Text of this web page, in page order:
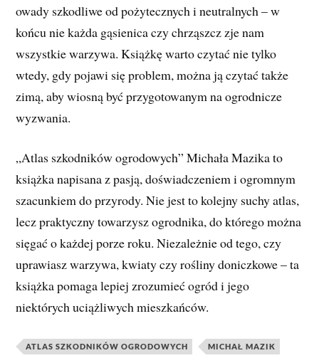
owady szkodliwe od pożytecznych i neutralnych – w
końcu nie każda gąsienica czy chrząszcz zje nam
wszystkie warzywa. Książkę warto czytać nie tylko
wtedy, gdy pojawi się problem, można ją czytać także
zimą, aby wiosną być przygotowanym na ogrodnicze
wyzwania.
„Atlas szkodników ogrodowych” Michała Mazika to
książka napisana z pasją, doświadczeniem i ogromnym
szacunkiem do przyrody. Nie jest to kolejny suchy atlas,
lecz praktyczny towarzysz ogrodnika, do którego można
sięgać o każdej porze roku. Niezależnie od tego, czy
uprawiasz warzywa, kwiaty czy rośliny doniczkowe – ta
książka pomaga lepiej zrozumieć ogród i jego
niektórych uciążliwych mieszkańców.
ATLAS SZKODNIKÓW OGRODOWYCH MICHAŁ MAZIK